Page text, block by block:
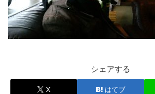
シェアする
X はてブ